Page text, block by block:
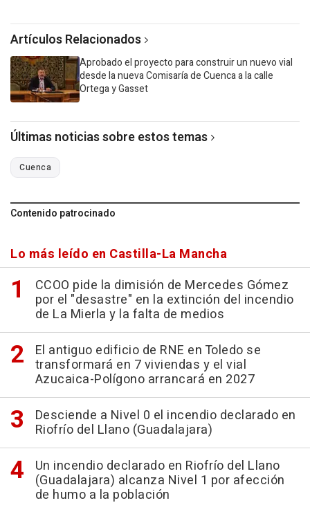
Artículos Relacionados
Aprobado el proyecto para construir un nuevo vial
desde la nueva Comisaría de Cuenca a la calle
Ortega y Gasset
Últimas noticias sobre estos temas
Cuenca
Contenido patrocinado
Lo más leído en Castilla-La Mancha
CCOO pide la dimisión de Mercedes Gómez
por el "desastre" en la extinción del incendio
de La Mierla y la falta de medios
El antiguo edificio de RNE en Toledo se
transformará en 7 viviendas y el vial
Azucaica-Polígono arrancará en 2027
Desciende a Nivel 0 el incendio declarado en
Riofrío del Llano (Guadalajara)
Un incendio declarado en Riofrío del Llano
(Guadalajara) alcanza Nivel 1 por afección
de humo a la población